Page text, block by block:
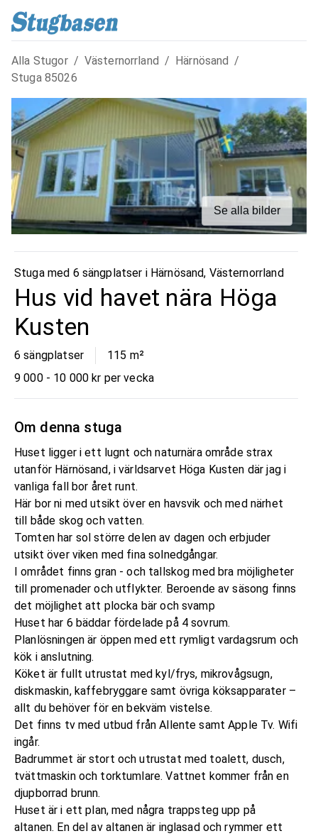
Alla Stugor / Västernorrland / Härnösand /
Stuga 85026
Se alla bilder
Stuga med 6 sängplatser i Härnösand, Västernorrland
Hus vid havet nära Höga
Kusten
6 sängplatser 115 m²
9 000 - 10 000 kr per vecka
Om denna stuga
Huset ligger i ett lugnt och naturnära område strax
utanför Härnösand, i världsarvet Höga Kusten där jag i
vanliga fall bor året runt.
Här bor ni med utsikt över en havsvik och med närhet
till både skog och vatten.
Tomten har sol större delen av dagen och erbjuder
utsikt över viken med fina solnedgångar.
I området finns gran - och tallskog med bra möjligheter
till promenader och utflykter. Beroende av säsong finns
det möjlighet att plocka bär och svamp
Huset har 6 bäddar fördelade på 4 sovrum.
Planlösningen är öppen med ett rymligt vardagsrum och
kök i anslutning.
Köket är fullt utrustat med kyl/frys, mikrovågsugn,
diskmaskin, kaffebryggare samt övriga köksapparater –
allt du behöver för en bekväm vistelse.
Det finns tv med utbud från Allente samt Apple Tv. Wifi
ingår.
Badrummet är stort och utrustat med toalett, dusch,
tvättmaskin och torktumlare. Vattnet kommer från en
djupborrad brunn.
Huset är i ett plan, med några trappsteg upp på
altanen. En del av altanen är inglasad och rymmer ett